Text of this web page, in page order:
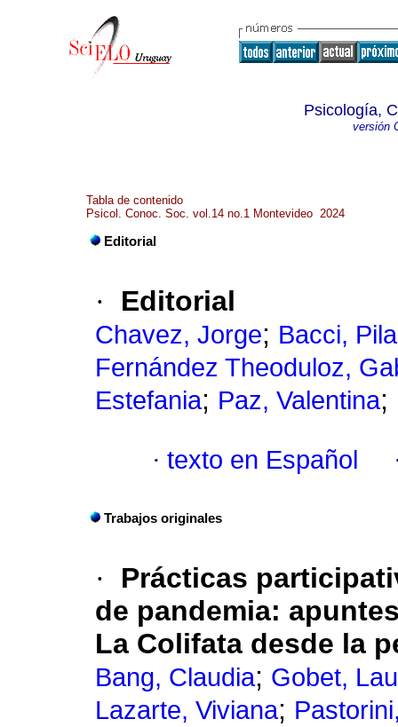
Psicología,
versión
Tabla de contenido
Psicol. Conoc. Soc. vol.14 no.1 Montevideo 2024
Editorial
· Editorial
Chavez, Jorge; Bacci,
Fernández Theoduloz,
Estefania; Paz, Valentina;
· texto en Español
Trabajos originales
·
Prácticas
de pandemia:
La Colifata desde la
Bang, Claudia; Gobet,
Lazarte, Viviana;